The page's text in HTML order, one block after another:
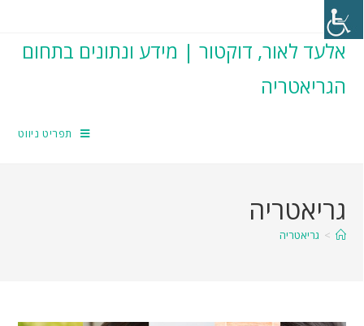
אלעד לאור, דוקטור | מידע ונתונים בתחום
הגריאטריה
תפריט ניווט
גריאטריה
> גריאטריה